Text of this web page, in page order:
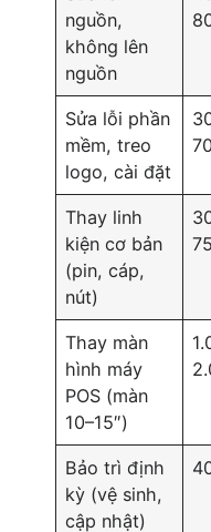
nguồn,
không lên
nguồn
Sửa lỗi phần
mềm, treo
logo, cài đặt
Thay linh
kiện cơ bản
(pin, cáp,
nút)
Thay màn
hình máy
POS (màn
10–15″)
Bảo trì định
kỳ (vệ sinh,
cập nhật)